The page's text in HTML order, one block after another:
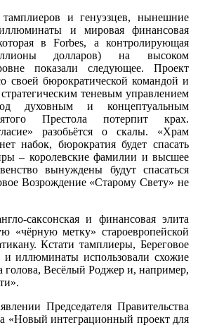
и генуэзцев, нынешние
иллюминаты и мировая финансовая
в Forbes, а контролирующая
долларов) на высоком
показали следующее. Проект
своей бюрократической командой и
теневым управлением
духовным и концептуальным
Престола потерпит крах.
разобьётся о скалы. «Храм
набок, бюрократия будет спасать
– королевские фамилии и высшее
вынуждены будут спасаться
Возрождение «Старому Свету» не
саксонская и финансовая элита
«чёрную метку» староевропейской
Кстати тамплиеры, Береговое
и иллюминаты использовали схожие
Весёлый Роджер и, например,
Председателя Правительства
«Новый интеграционный проект для